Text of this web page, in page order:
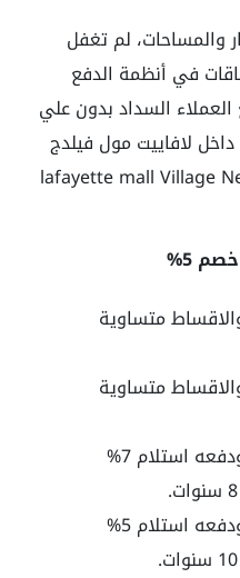
والمساحات، لم تغفل
في أنظمة الدفع
السداد بدون علي
لافاييت مول فيلدج
lafayette mall Village
5%
مقدم 10% والاقساط متساوية
مقدم 15% والاقساط متساوية
يتم دفع مقدم 20% ودفعه استلام 7%
يتم دفع مقدم 25% ودفعه استلام 5%